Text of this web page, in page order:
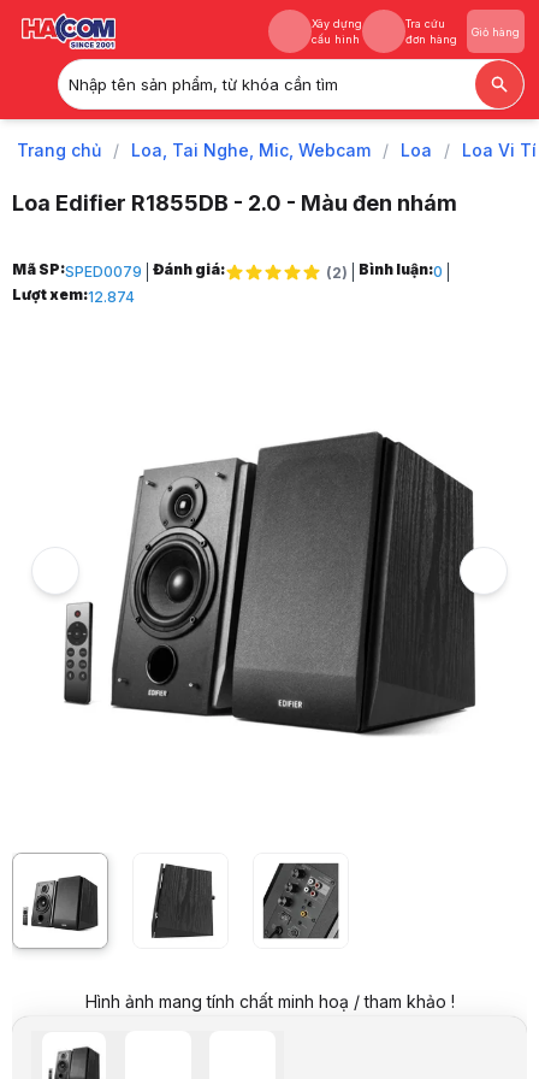
Xây dựng
cấu hình
Tra cứu
đơn hàng
Giỏ hàng
Nhập tên sản phẩm, từ khóa cần tìm
Xây dựng
Tra cứu
Trang chủ / Loa, Tai Nghe, Mic, Webcam / Loa / Loa Vi
Loa Edifier R1855DB - 2.0 - Màu đen nhám
Trang chủ
1
Loa Edifier R1855DB - 2.0 - Màu đen nhám
Hình ảnh và video sản phẩm
Loa Edifier R1855DB - 2.0 - Màu đen nhám
Giá niêm yết:
3.899.000 VND
Giá mua online:3.290.000 VND
Tiết kiệm 609.000 VND (-16%)
Giá mua trả góp (6 tháng):548.334 VND / tháng
Trả góp qua thẻ VISA (12 tháng): 274.167 VND / tháng
Giá đã bao gồm VAT
Mã sản phẩm:
SPED0079
Bảo hành: 12 Tháng
Thương hiệu:EDIFIER
Order trước – giao sau
Cổng tín hiệu vào: RCA, Optical, 3.5inch
Kích thước (WxHxD): 154mm×254mm×214mm
Trọng lượng: 7kg
Thông số kỹ thuật
Điều khiển từ xa
Có
Kích thước (WxHxD)
Mã SP:SPED0079 Đánh giá: (2) Bình luận:0
Lượt xem:12.874
Hình ảnh mang tính chất minh hoạ / tham khảo !